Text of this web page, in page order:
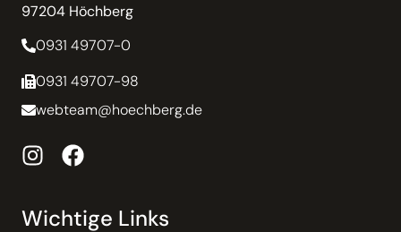
97204 Höchberg
0931 49707-0
0931 49707-98
webteam@hoechberg.de
Wichtige Links